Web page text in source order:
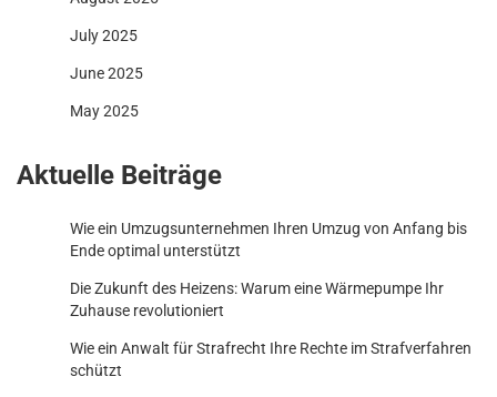
July 2025
June 2025
May 2025
Aktuelle Beiträge
Wie ein Umzugsunternehmen Ihren Umzug von Anfang bis
Ende optimal unterstützt
Die Zukunft des Heizens: Warum eine Wärmepumpe Ihr
Zuhause revolutioniert
Wie ein Anwalt für Strafrecht Ihre Rechte im Strafverfahren
schützt